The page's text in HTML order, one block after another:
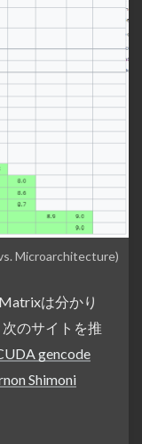
Microarchitecture)
は分かり
のサイトを推
gencode
Shimoni